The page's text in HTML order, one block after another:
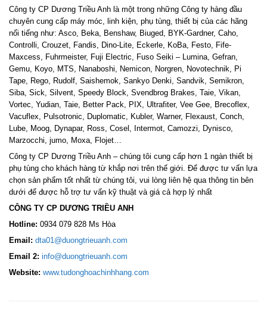
Công ty CP Dương Triều Anh là một trong những Công ty hàng đầu
chuyên cung cấp máy móc, linh kiện, phụ tùng, thiết bị của các hãng
nổi tiếng như: Asco, Beka, Benshaw, Biuged, BYK-Gardner, Caho,
Controlli, Crouzet, Fandis, Dino-Lite, Eckerle, KoBa, Festo, Fife-
Maxcess, Fuhrmeister, Fuji Electric, Fuso Seiki – Lumina, Gefran,
Gemu, Koyo, MTS, Nanaboshi, Nemicon, Norgren, Novotechnik, Pi
Tape, Rego, Rudolf, Saishemok, Sankyo Denki, Sandvik, Semikron,
Siba, Sick, Silvent, Speedy Block, Svendbrog Brakes, Taie, Vikan,
Vortec, Yudian, Taie, Better Pack, PIX, Ultrafiter, Vee Gee, Brecoflex,
Vacuflex, Pulsotronic, Duplomatic, Kubler, Warner, Flexaust, Conch,
Lube, Moog, Dynapar, Ross, Cosel, Intermot, Camozzi, Dynisco,
Marzocchi, jumo, Moxa, Flojet…
Công ty CP Dương Triều Anh – chúng tôi cung cấp hơn 1 ngàn thiết bị
phụ tùng cho khách hàng từ khắp nơi trên thế giới. Để được tư vấn lựa
chọn sản phẩm tốt nhất từ chúng tôi, vui lòng liên hệ qua thông tin bên
dưới để được hỗ trợ tư vấn kỹ thuật và giá cả hợp lý nhất
CÔNG TY CP DƯƠNG TRIỀU ANH
Hotline: 0934 079 828 Ms Hòa
Email: dta01@duongtrieuanh.com
Email 2: info@duongtrieuanh.com
Website: www.tudonghoachinhhang.com